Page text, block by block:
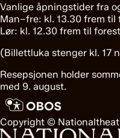
Vanlige åpningstider fra
Man–fre: kl. 13.30 frem til
Lør: kl. 12.30 frem til
(Billettluka stenger kl. 17
Resepsjonen holder
med 9. august.
Copyright ©